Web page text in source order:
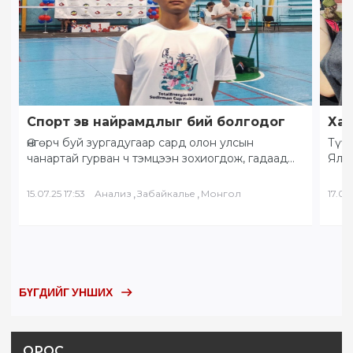
Спорт эв найрамдлыг бий болгодог
Өнгөрч буй зургадугаар сард олон улсын
чанартай гурван ч тэмцээн зохиогдож, гадаад
“Солнечное Забайкалье” буюу…
15.07.25 17:53 Анализ , Забайкалье , Монгол
БҮГДИЙГ УНШИХ